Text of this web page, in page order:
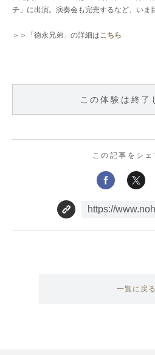
チ」に出演。演奏会も完売するなど、いま
＞＞「徳永兄弟」の詳細はこちら
この体験は終了
この記事をシェ
一覧に戻る